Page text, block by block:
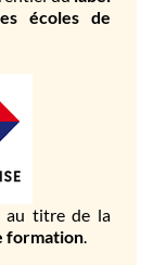
écoles de
au titre de la
formation.